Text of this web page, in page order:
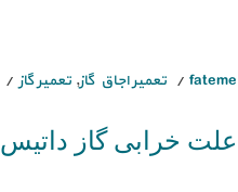
fateme تعمیر اجاق گاز, تعمیر گاز
علت خرابی گاز داتیس